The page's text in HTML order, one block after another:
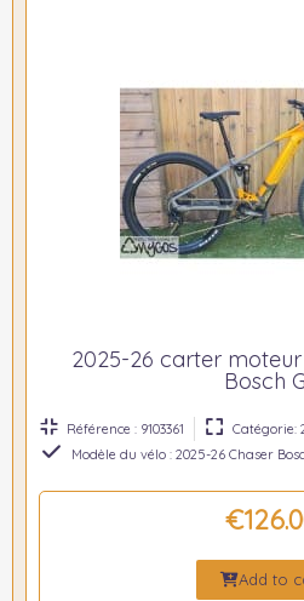
2025-26 carter
Bosch
Référence : 9103361
Catégorie:
Modèle du vélo : 2025-26 Chaser
Add to